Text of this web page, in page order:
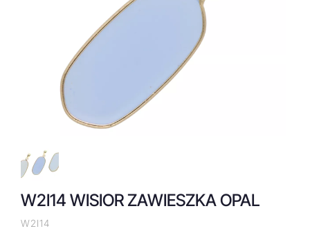
W2I14 WISIOR ZAWIESZKA OPAL
W2I14